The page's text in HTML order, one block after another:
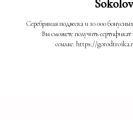
Sokolov
Серебряная подвеска и 10 000
Вы сможете получить
ссылке: https://